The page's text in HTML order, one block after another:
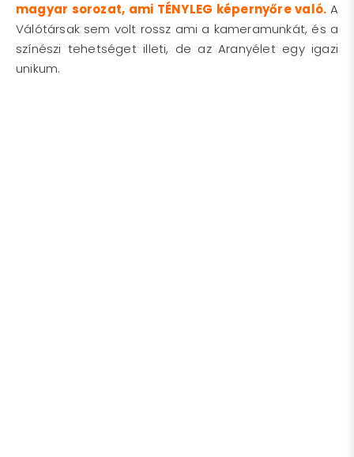
magyar sorozat, ami TÉNYLEG képernyőre való. A
Válótársak sem volt rossz ami a kameramunkát, és a
színészi tehetséget illeti, de az Aranyélet egy igazi
unikum.